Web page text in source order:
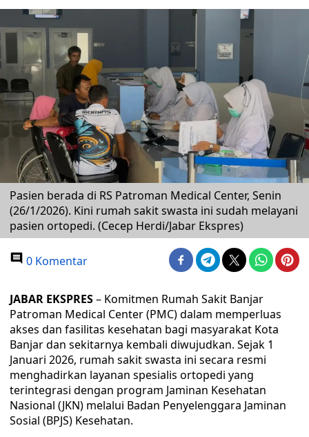
Pasien berada di RS Patroman Medical Center, Senin
(26/1/2026). Kini rumah sakit swasta ini sudah melayani
pasien ortopedi. (Cecep Herdi/Jabar Ekspres)
0 Komentar
JABAR EKSPRES– Komitmen Rumah Sakit Banjar
Patroman Medical Center (PMC) dalam memperluas
akses dan fasilitas kesehatan bagi masyarakat Kota
Banjar dan sekitarnya kembali diwujudkan. Sejak 1
Januari 2026, rumah sakit swasta ini secara resmi
menghadirkan layanan spesialis ortopedi yang
terintegrasi dengan program Jaminan Kesehatan
Nasional (JKN) melalui Badan Penyelenggara Jaminan
Sosial (BPJS) Kesehatan.